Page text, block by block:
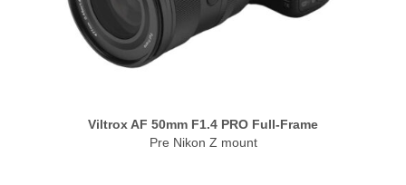
Viltrox AF 50mm F1.4 PRO Full-Frame
Pre Nikon Z mount